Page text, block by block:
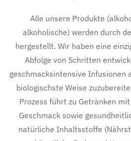
Alle unsere Produkte
alkoholische) werden durch
hergestellt. Wir haben eine
Abfolge von Schritten
geschmacksintensive Infusionen
biologischste Weise
Prozess führt zu Getränken
Geschmack sowie
natürliche Inhaltsstoffe